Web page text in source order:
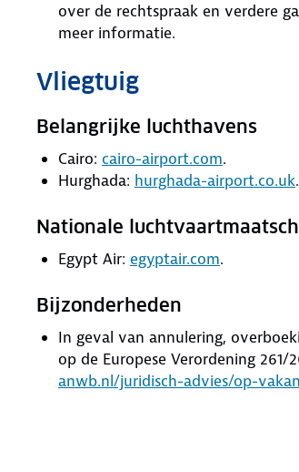
over de rechtspraak en verdere
meer informatie.
Vliegtuig
Belangrijke luchthavens
Cairo: cairo-airport.com.
Hurghada: hurghada-airport.co.uk.
Nationale
Egypt Air: egyptair.com.
Bijzonderheden
In geval van annulering,
op de Europese Verordening
anwb.nl/juridisch-advies/op-